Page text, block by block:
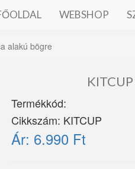
WEBSHOP
alakú bögre
Termékkód:
Cikkszám: KITCUP
Ár: 6.990 Ft